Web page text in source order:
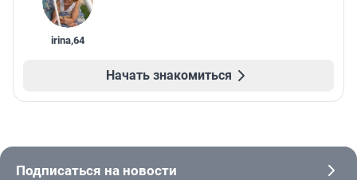
irina,64
Начать знакомиться
Подписаться на новости